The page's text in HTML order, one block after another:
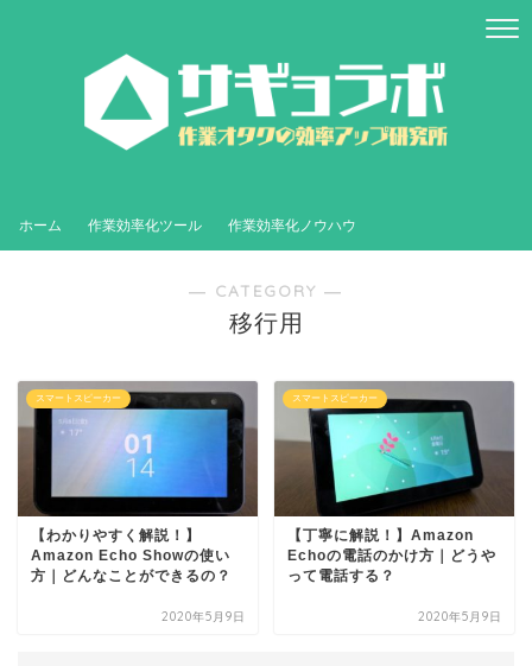
ホーム 作業効率化ツール 作業効率化ノウハウ
― CATEGORY ―
移行用
スマートスピーカー
【わかりやすく解説！】
Amazon Echo Showの使い
方｜どんなことができるの？
2020年5月9日
スマートスピーカー
【丁寧に解説！】Amazon
Echoの電話のかけ方｜どうや
って電話する？
2020年5月9日